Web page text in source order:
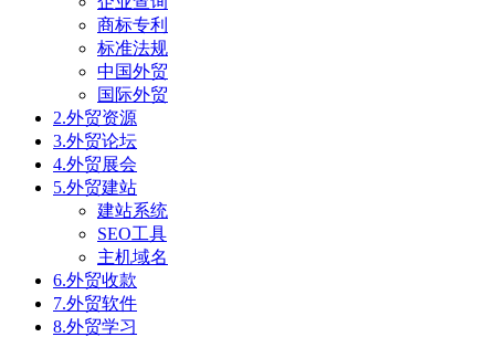
商标专利
标准法规
中国外贸
国际外贸
2.外贸资源
3.外贸论坛
4.外贸展会
5.外贸建站
建站系统
SEO工具
主机域名
6.外贸收款
7.外贸软件
8.外贸学习